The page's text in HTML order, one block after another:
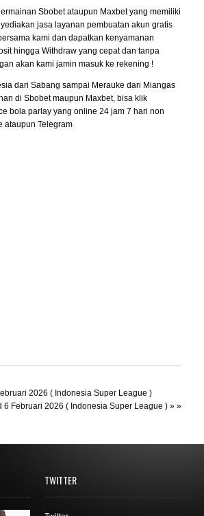
Sbobet ataupun Maxbet yang memiliki
jasa layanan pembuatan akun gratis
kami dan dapatkan kenyamanan
hingga Withdraw yang cepat dan tanpa
akan kami jamin masuk ke rekening !
dari Sabang sampai Merauke dari Miangas
di Sbobet maupun Maxbet, bisa klik
bola parlay yang online 24 jam 7 hari non
ataupun Telegram
2026 ( Indonesia Super League )
6 Februari 2026 ( Indonesia Super League ) » »
TWITTER